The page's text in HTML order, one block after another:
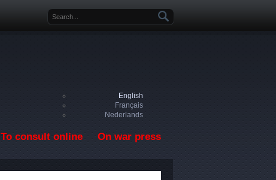
Search form
English
Français
Nederlands
To consult online On war press